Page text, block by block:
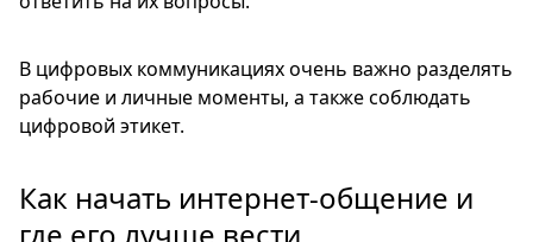
В цифровых коммуникациях очень важно разделять
рабочие и личные моменты, а также соблюдать
цифровой этикет.
Как начать интернет-общение и